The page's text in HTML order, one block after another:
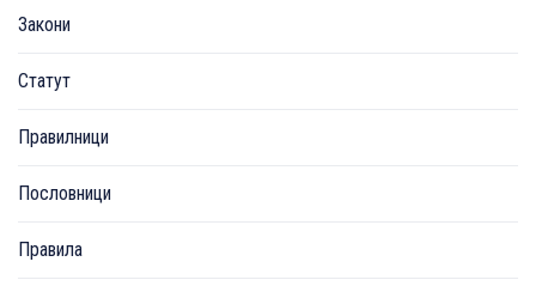
Закони
Статут
Правилници
Пословници
Правила